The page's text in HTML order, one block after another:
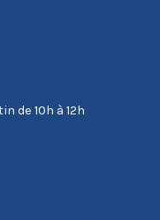
de 10h à 12h